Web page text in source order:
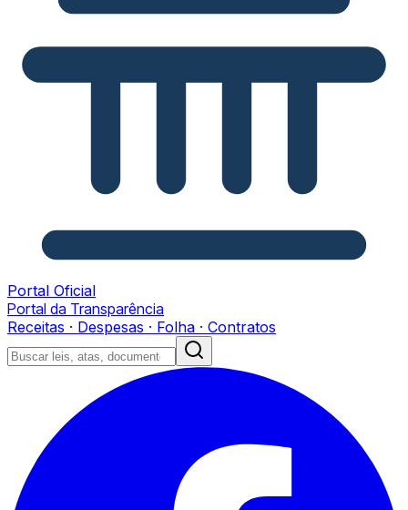
Portal Oficial
Portal da Transparência
Receitas · Despesas · Folha · Contratos